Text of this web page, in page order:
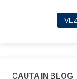
CAUTA IN BLOG